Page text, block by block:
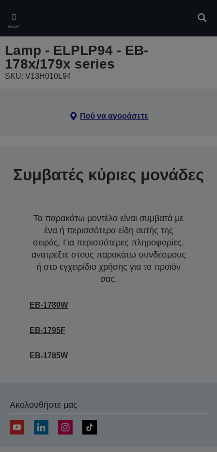
main
content
Μενού
Lamp - ELPLP94 - EB-
178x/179x series
SKU: V13H010L94
Πού να αγοράσετε
Συμβατές κύριες μονάδες
Τα παρακάτω μοντέλα είναι συμβατά με
ένα ή περισσότερα είδη αυτής της
σειράς. Για περισσότερες πληροφορίες,
ανατρέξτε στους παρακάτω συνδέσμους
ή στο εγχειρίδιο χρήσης για το προϊόν
σας.
EB-1780W
EB-1795F
EB-1785W
Ακολουθήστε μας